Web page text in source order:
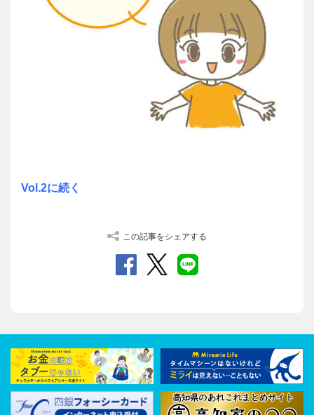
Vol.2に続く
この記事をシェアする